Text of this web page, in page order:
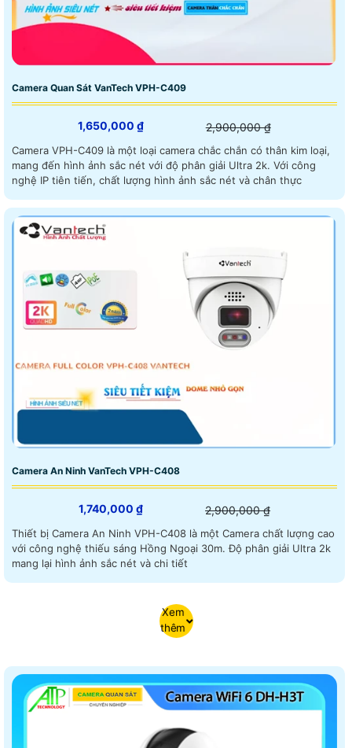
Camera Quan Sát VanTech VPH-C409
1,650,000 ₫ 2,900,000 ₫
Camera VPH-C409 là một loại camera chắc chắn có thân kim loại,
mang đến hình ảnh sắc nét với độ phân giải Ultra 2k. Với công
nghệ IP tiên tiến, chất lượng hình ảnh sắc nét và chân thực
Camera An Ninh VanTech VPH-C408
1,740,000 ₫ 2,900,000 ₫
Thiết bị Camera An Ninh VPH-C408 là một Camera chất lượng cao
với công nghệ thiếu sáng Hồng Ngoại 30m. Độ phân giải Ultra 2k
mang lại hình ảnh sắc nét và chi tiết
Xem
thêm